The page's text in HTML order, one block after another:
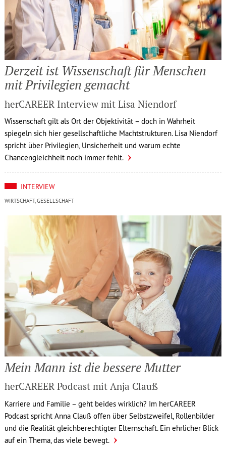
Derzeit ist Wissen­schaft für Menschen
mit Privi­le­gien gemacht
herCAREER Interview mit Lisa Niendorf
Wissenschaft gilt als Ort der Objektivität – doch in Wahrheit
spiegeln sich hier gesellschaftliche Machtstrukturen. Lisa Niendorf
spricht über Privilegien, Unsicherheit und warum echte
Chancengleichheit noch immer fehlt.
INTERVIEW
Mein Mann ist die bessere Mutter
herCAREER Podcast mit Anja Clauß
WIRTSCHAFT, GESELLSCHAFT
Karriere und Familie – geht beides wirklich? Im herCAREER
Podcast spricht Anna Clauß offen über Selbstzweifel, Rollenbilder
und die Realität gleichberechtigter Elternschaft. Ein ehrlicher Blick
auf ein Thema, das viele bewegt.